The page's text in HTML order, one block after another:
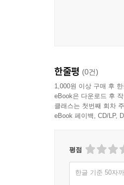
한줄평 (0건)
1,000원 이상 구매 후
eBook은 다운로드 후
클래스는 첫번째 회차
eBook 페이백, CD/LP,
평점
한글 기준 50자